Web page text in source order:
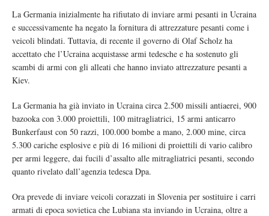
La Germania inizialmente ha rifiutato di inviare armi pesanti in Ucraina
e successivamente ha negato la fornitura di attrezzature pesanti come i
veicoli blindati. Tuttavia, di recente il governo di Olaf Scholz ha
accettato che l’Ucraina acquistasse armi tedesche e ha sostenuto gli
scambi di armi con gli alleati che hanno inviato attrezzature pesanti a
Kiev.
La Germania ha già inviato in Ucraina circa 2.500 missili antiaerei, 900
bazooka con 3.000 proiettili, 100 mitragliatrici, 15 armi anticarro
Bunkerfaust con 50 razzi, 100.000 bombe a mano, 2.000 mine, circa
5.300 cariche esplosive e più di 16 milioni di proiettili di vario calibro
per armi leggere, dai fucili d’assalto alle mitragliatrici pesanti, secondo
quanto rivelato dall’agenzia tedesca Dpa.
Ora prevede di inviare veicoli corazzati in Slovenia per sostituire i carri
armati di epoca sovietica che Lubiana sta inviando in Ucraina, oltre a